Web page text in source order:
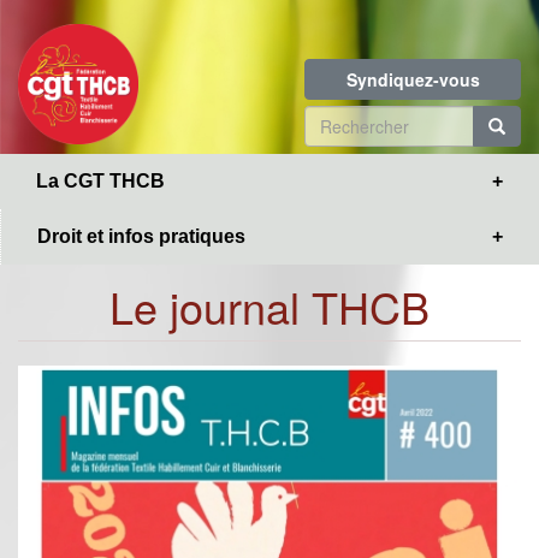
contenu
principal
Syndiquez-vous
Formulaire
de
La CGT THCB
Droit et infos pratiques
Le journal THCB